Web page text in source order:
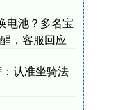
电池？多名宝
，客服回应
认准坐骑法